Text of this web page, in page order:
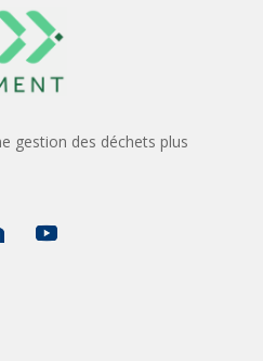
gestion des déchets plus